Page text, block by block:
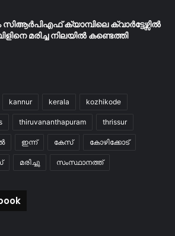
ക്യാമ്പിലെ ക്വാർട്ടേഴ്സിൽ
മരിച്ച നിലയിൽ കണ്ടെത്തി
kannur kerala kozhikode
thiruvananthapuram thrissur
ഇന്ന് കേസ് കോഴിക്കോട്
മരിച്ചു സംസ്ഥാനത്ത്